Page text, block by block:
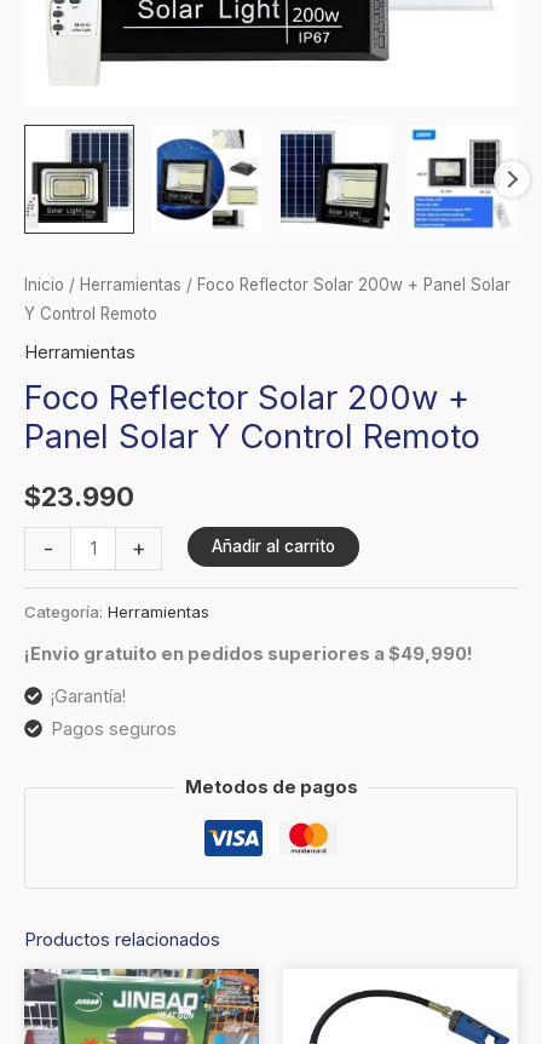
Inicio / Herramientas / Foco Reflector Solar 200w + Panel Solar
Y Control Remoto
Herramientas
Foco Reflector Solar 200w +
Panel Solar Y Control Remoto
$23.990
- + Añadir al carrito
Categoría: Herramientas
¡Envío gratuito en pedidos superiores a $49,990!
¡Garantía!
Pagos seguros
Metodos de pagos
Productos relacionados